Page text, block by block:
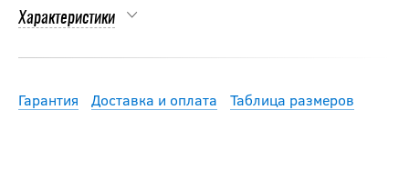
Характеристики
Гарантия Доставка и оплата Таблица размеров